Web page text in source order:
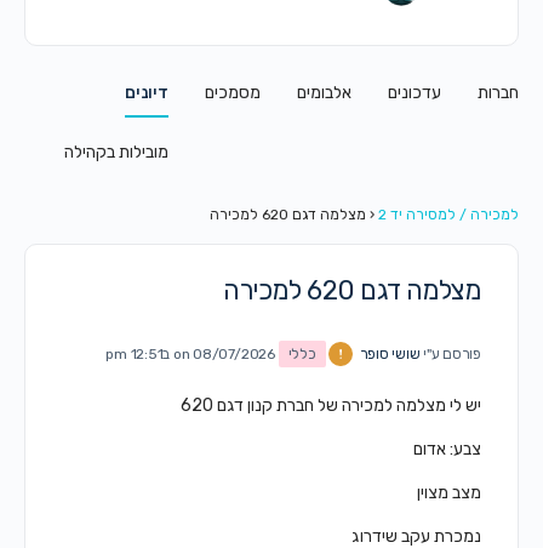
חברות עדכונים אלבומים מסמכים דיונים
מובילות בקהילה
למכירה / למסירה יד 2 ‹ מצלמה דגם 620 למכירה
מצלמה דגם 620 למכירה
פורסם ע"ישושי סופר כללי on 08/07/2026 ב12:51 pm
יש לי מצלמה למכירה של חברת קנון דגם 620
צבע: אדום
מצב מצוין
נמכרת עקב שידרוג